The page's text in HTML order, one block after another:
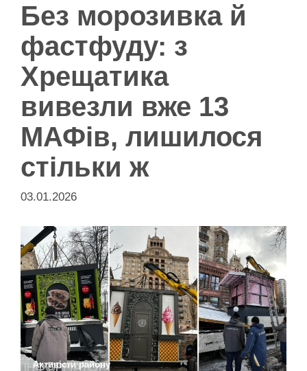
Без морозивка й
фастфуду: з
Хрещатика
вивезли вже 13
МАФів, лишилося
стільки ж
03.01.2026
Активісти району